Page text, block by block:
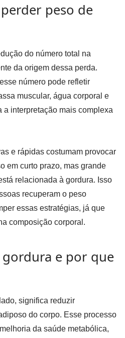
peso de
do número total na
da origem dessa perda.
número pode refletir
muscular, água corporal e
a interpretação mais complexa
e rápidas costumam provocar
em curto prazo, mas grande
relacionada à gordura. Isso
recuperam o peso
essas estratégias, já que
composição corporal.
e por que
significa reduzir
do corpo. Esse processo
da saúde metabólica,